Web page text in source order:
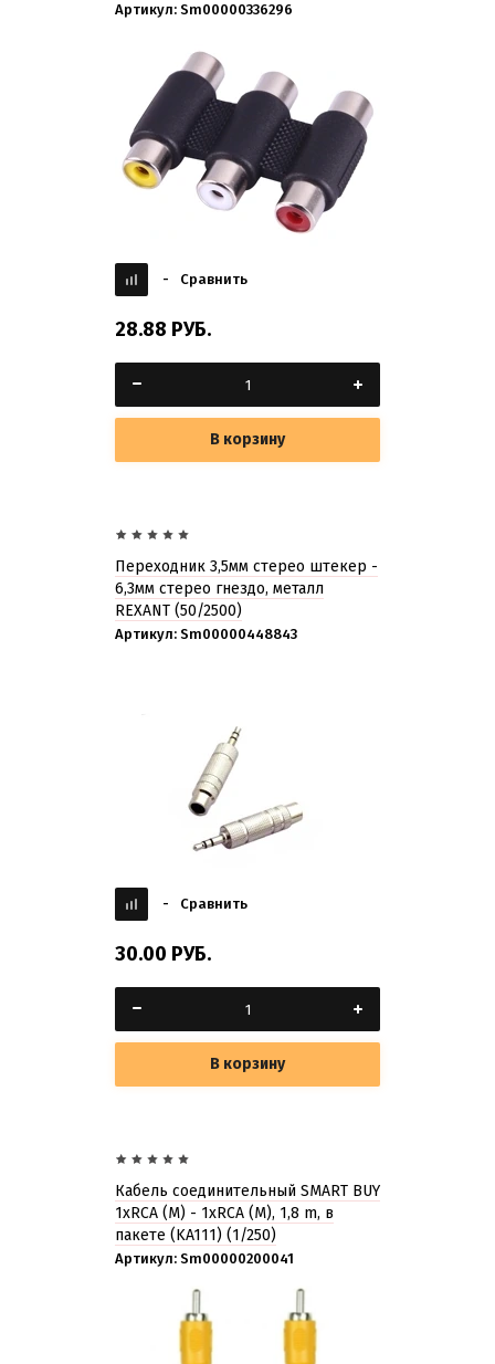
Артикул: Sm00000336296
- Сравнить
28.88 РУБ.
В корзину
Переходник 3,5мм стерео штекер -
6,3мм стерео гнездо, металл
REXANT (50/2500)
Артикул: Sm00000448843
- Сравнить
30.00 РУБ.
В корзину
Кабель соединительный SMART BUY
1xRCA (M) - 1xRCA (M), 1,8 m, в
пакете (KA111) (1/250)
Артикул: Sm00000200041